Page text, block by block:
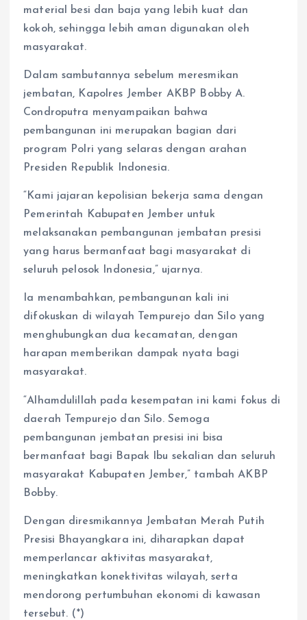
material besi dan baja yang lebih kuat dan
kokoh, sehingga lebih aman digunakan oleh
masyarakat.
Dalam sambutannya sebelum meresmikan
jembatan, Kapolres Jember AKBP Bobby A.
Condroputra menyampaikan bahwa
pembangunan ini merupakan bagian dari
program Polri yang selaras dengan arahan
Presiden Republik Indonesia.
“Kami jajaran kepolisian bekerja sama dengan
Pemerintah Kabupaten Jember untuk
melaksanakan pembangunan jembatan presisi
yang harus bermanfaat bagi masyarakat di
seluruh pelosok Indonesia,” ujarnya.
Ia menambahkan, pembangunan kali ini
difokuskan di wilayah Tempurejo dan Silo yang
menghubungkan dua kecamatan, dengan
harapan memberikan dampak nyata bagi
masyarakat.
“Alhamdulillah pada kesempatan ini kami fokus di
daerah Tempurejo dan Silo. Semoga
pembangunan jembatan presisi ini bisa
bermanfaat bagi Bapak Ibu sekalian dan seluruh
masyarakat Kabupaten Jember,” tambah AKBP
Bobby.
Dengan diresmikannya Jembatan Merah Putih
Presisi Bhayangkara ini, diharapkan dapat
memperlancar aktivitas masyarakat,
meningkatkan konektivitas wilayah, serta
mendorong pertumbuhan ekonomi di kawasan
tersebut. (*)